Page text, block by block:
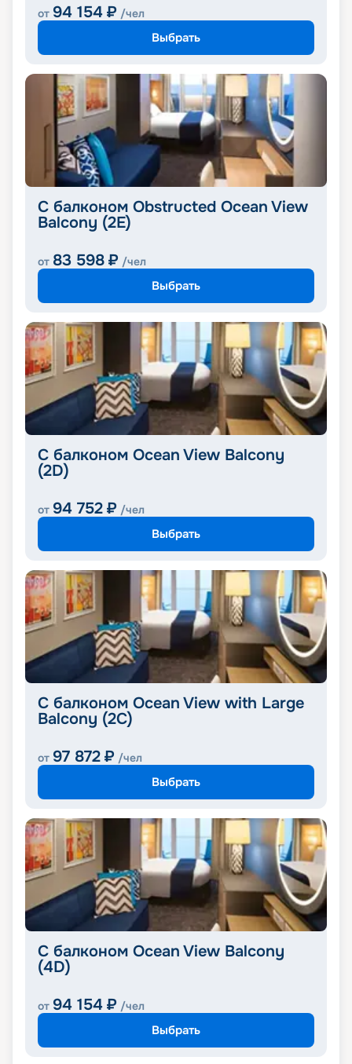
от 94 154 ₽ /чел
Выбрать
С балконом Obstructed Ocean View
Balcony (2E)
от 83 598 ₽ /чел
Выбрать
С балконом Ocean View Balcony
(2D)
от 94 752 ₽ /чел
Выбрать
С балконом Ocean View with Large
Balcony (2C)
от 97 872 ₽ /чел
Выбрать
С балконом Ocean View Balcony
(4D)
от 94 154 ₽ /чел
Выбрать